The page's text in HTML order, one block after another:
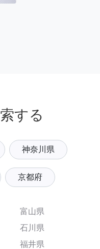
する
神奈川県
京都府
富山県
石川県
福井県